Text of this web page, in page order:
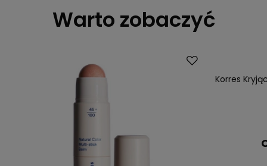
Warto zobaczyć
Korres